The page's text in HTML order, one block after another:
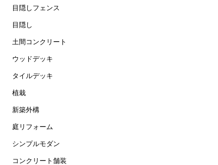
目隠しフェンス
目隠し
土間コンクリート
ウッドデッキ
タイルデッキ
植栽
新築外構
庭リフォーム
シンプルモダン
コンクリート舗装